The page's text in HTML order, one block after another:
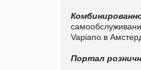
Vapiano в
Портал